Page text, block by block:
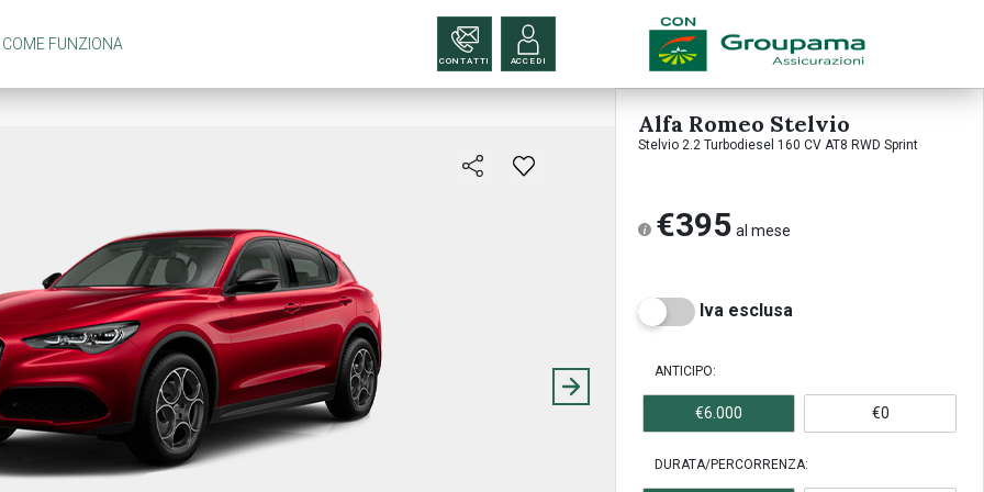
COME FUNZIONA
CONTATTI ACCEDI
Alfa Romeo Stelvio
Stelvio 2.2 Turbodiesel 160 CV AT8 RWD Sprint
€395 al mese
Iva esclusa
ANTICIPO:
€6.000 €0
DURATA/PERCORRENZA: